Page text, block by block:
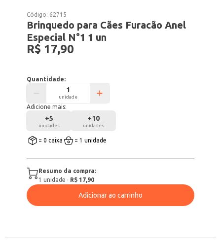
Código: 62715
Brinquedo para Cães Furacão Anel
Especial N°1 1 un
R$ 17,90
Quantidade:
unidade
Adicione mais:
+5
unidades
+10
unidades
= 0 caixa = 1 unidade
Resumo da compra:
1 unidade · R$ 17,90
Adicionar ao carrinho